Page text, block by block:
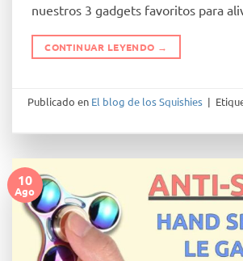
nuestros 3 gadgets favoritos para
CONTINUAR LEYENDO →
Publicado en El blog de los Squishies |
10
Ago